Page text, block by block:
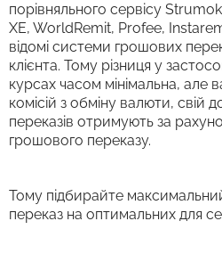
порівняльного сервісу
XE, WorldRemit, Profee,
відомі системи грошових
клієнта. Тому різниця у
курсах часом мінімальна, але
комісій з обміну валюти, свій
переказів отримують за
грошового переказу.
Тому підбирайте
переказ на оптимальних для